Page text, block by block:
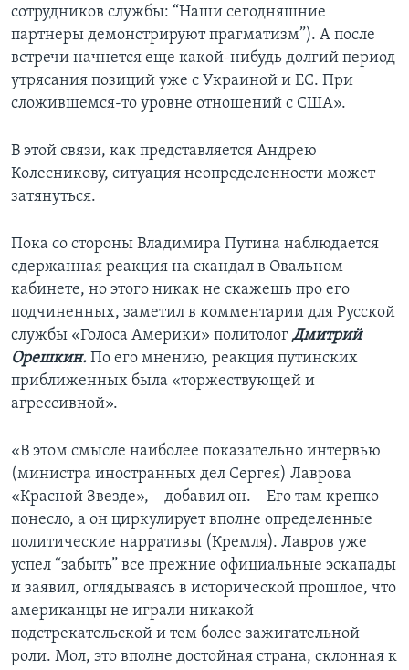
сотрудников службы: “Наши сегодняшние
партнеры демонстрируют прагматизм”). А после
встречи начнется еще какой-нибудь долгий период
утрясания позиций уже с Украиной и ЕС. При
сложившемся-то уровне отношений с США».
В этой связи, как представляется Андрею
Колесникову, ситуация неопределенности может
затянуться.
Пока со стороны Владимира Путина наблюдается
сдержанная реакция на скандал в Овальном
кабинете, но этого никак не скажешь про его
подчиненных, заметил в комментарии для Русской
службы «Голоса Америки» политолог Дмитрий
Орешкин. По его мнению, реакция путинских
приближенных была «торжествующей и
агрессивной».
«В этом смысле наиболее показательно интервью
(министра иностранных дел Сергея) Лаврова
«Красной Звезде», – добавил он. – Его там крепко
понесло, а он циркулирует вполне определенные
политические нарративы (Кремля). Лавров уже
успел “забыть” все прежние официальные эскапады
и заявил, оглядываясь в исторической прошлое, что
американцы не играли никакой
подстрекательской и тем более зажигательной
роли. Мол, это вполне достойная страна, склонная к